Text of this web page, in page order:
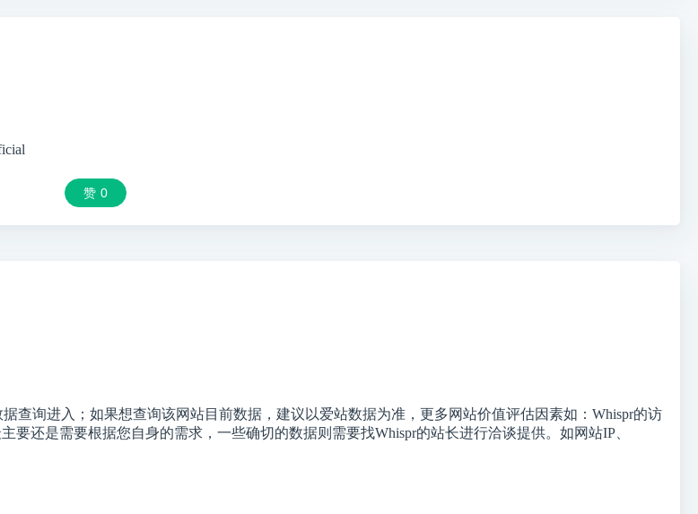
赞 0
查询进入；如果想查询该网站目前数据，建议以爱站数据为准，更多网站价值评估因素如：Whispr的访
还是需要根据您自身的需求，一些确切的数据则需要找Whispr的站长进行洽谈提供。如网站IP、